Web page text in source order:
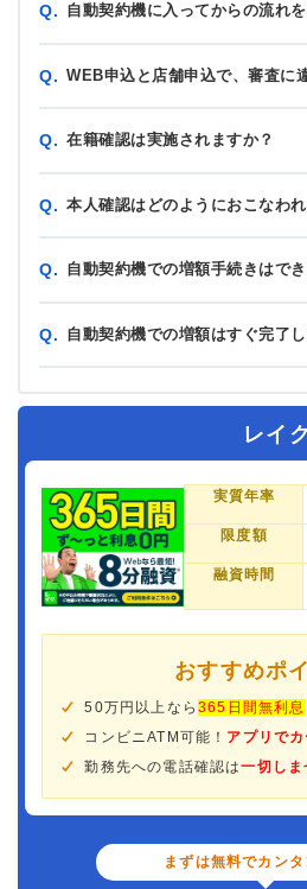
Q. 自動契約機に入ってからの流れ
Q. WEB申込と店舗申込で、審査に
Q. 在籍確認は実施されますか？
Q. 本人確認はどのようにおこなわ
Q. 自動契約機での増額手続きはで
Q. 自動契約機での増額はすぐ完了
レイク
実質年率
限度額
融資時間
おすすめポ
50万円以上なら365日間無利息
コンビニATM可能！ アプリでカ
勤務先への電話確認は一切しま
まずは無料でカンタ